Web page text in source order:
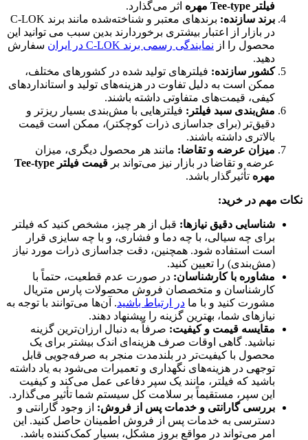
فیلتر Tee-type مهره
اثر می‌گذارد.
برند سازنده:
برندهای معتبر و شناخته‌شده مانند برند C-LOK
در بازار از اعتبار بیشتری برخوردارند بدین سبب می توانید این
محصول را از نمایندگی رسمی برند C-LOK در ایران
سفارش
دهید.
کشور سازنده: فیلترهای تولید شده در کشورهای مختلف،
ممکن است به دلیل تفاوت در هزینه‌های تولید و استانداردهای
کیفی، قیمت‌های متفاوتی داشته باشند.
مش‌بندی سبد فیلتر: فیلترهایی با مش‌بندی بسیار ریزتر و
دقیق‌تر (برای جداسازی ذرات کوچکتر)، ممکن است قیمت
بالاتری داشته باشند.
میزان عرضه و تقاضا: مانند هر محصول دیگری، میزان
عرضه و تقاضا در بازار نیز می‌تواند بر
قیمت فیلتر Tee-type
مهره تأثیرگذار باشد.
نکات مهم در خرید:
شناسایی دقیق نیازها: قبل از هر چیز، مشخص کنید که فیلتر
برای چه سیالی، با چه دما و فشاری، و با چه سایزی قرار
است استفاده شود. همچنین، دقت جداسازی ذرات مورد نیاز
(مش‌بندی) را تعیین کنید.
مشاوره با کارشناسان: در صورت عدم قطعیت، حتماً با
کارشناسان و متخصصان فروش محصولات پارس متریال
مشورت کنید و با ما در ارتباط باشید. آن‌ها می‌توانند با توجه به
نیازهای شما، بهترین گزینه را پیشنهاد دهند.
مقایسه قیمت و کیفیت: صرفاً به دنبال ارزان‌ترین گزینه
نباشید. گاهی اوقات صرف هزینه‌ای اندک بیشتر برای یک
محصول با کیفیت‌تر در بلندمدت منجر به صرفه‌جویی قابل
توجهی در هزینه‌های نگهداری و تعمیرات می‌شود به یاد داشته
باشید که فیلتر، مانند یک سپر دفاعی عمل می‌کند و کیفیت
این سپر، مستقیماً بر سلامت کل سیستم شما تأثیر می‌گذارد.
بررسی گارانتی و خدمات پس از فروش: از وجود گارانتی و
دسترسی به خدمات پس از فروش اطمینان حاصل کنید. این
امر می‌تواند در مواقع بروز مشکل، بسیار کمک‌کننده باشد.